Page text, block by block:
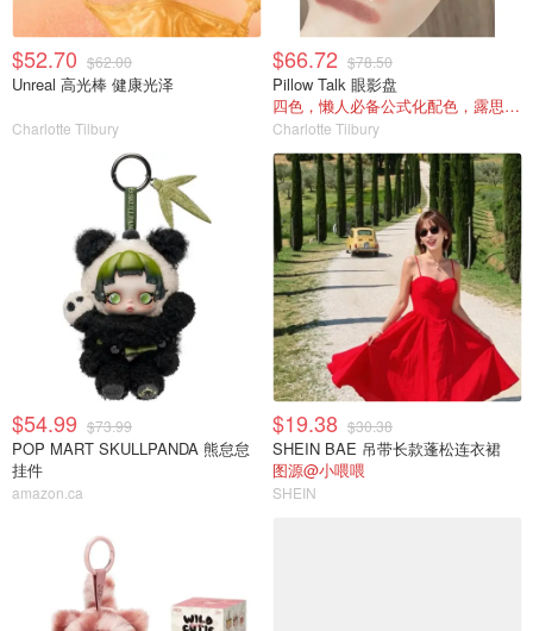
$52.70 $62.00
Unreal 高光棒 健康光泽
Charlotte Tilbury
$66.72 $78.50
Pillow Talk 眼影盘
四色，懒人必备公式化配色，露思超爱！
Charlotte Tilbury
$54.99 $73.99
POP MART SKULLPANDA 熊怠怠
挂件
amazon.ca
$19.38 $30.38
SHEIN BAE 吊带长款蓬松连衣裙
图源@小喂喂
SHEIN